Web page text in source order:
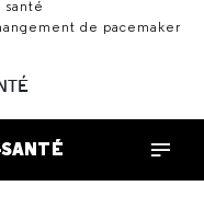
santé
de pacemaker